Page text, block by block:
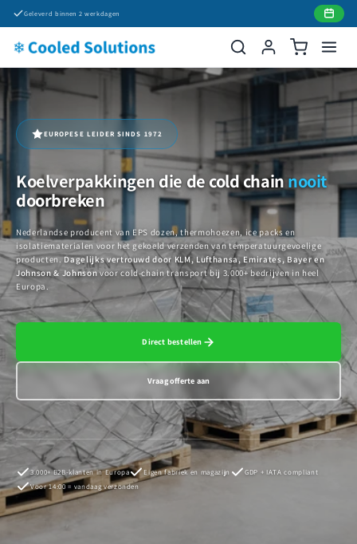
naar de
Geleverd binnen 2 werkdagen
EUROPESE LEIDER SINDS 1972
Koelverpakkingen die de cold chain nooit
doorbreken
Nederlandse producent van EPS dozen, thermohoezen, ice packs en
isolatiematerialen voor het gekoeld verzenden van temperatuurgevoelige
producten.Dagelijks vertrouwd door KLM, Lufthansa, Emirates, Bayer en
Johnson & Johnsonvoor cold-chain transport bij 3.000+ bedrijven in heel
Europa.
Direct bestellen
Vraag offerte aan
3.000+ B2B-klanten in Europa Eigen fabriek en magazijn
GDP + IATA compliant
Voor 14:00 = vandaag verzonden